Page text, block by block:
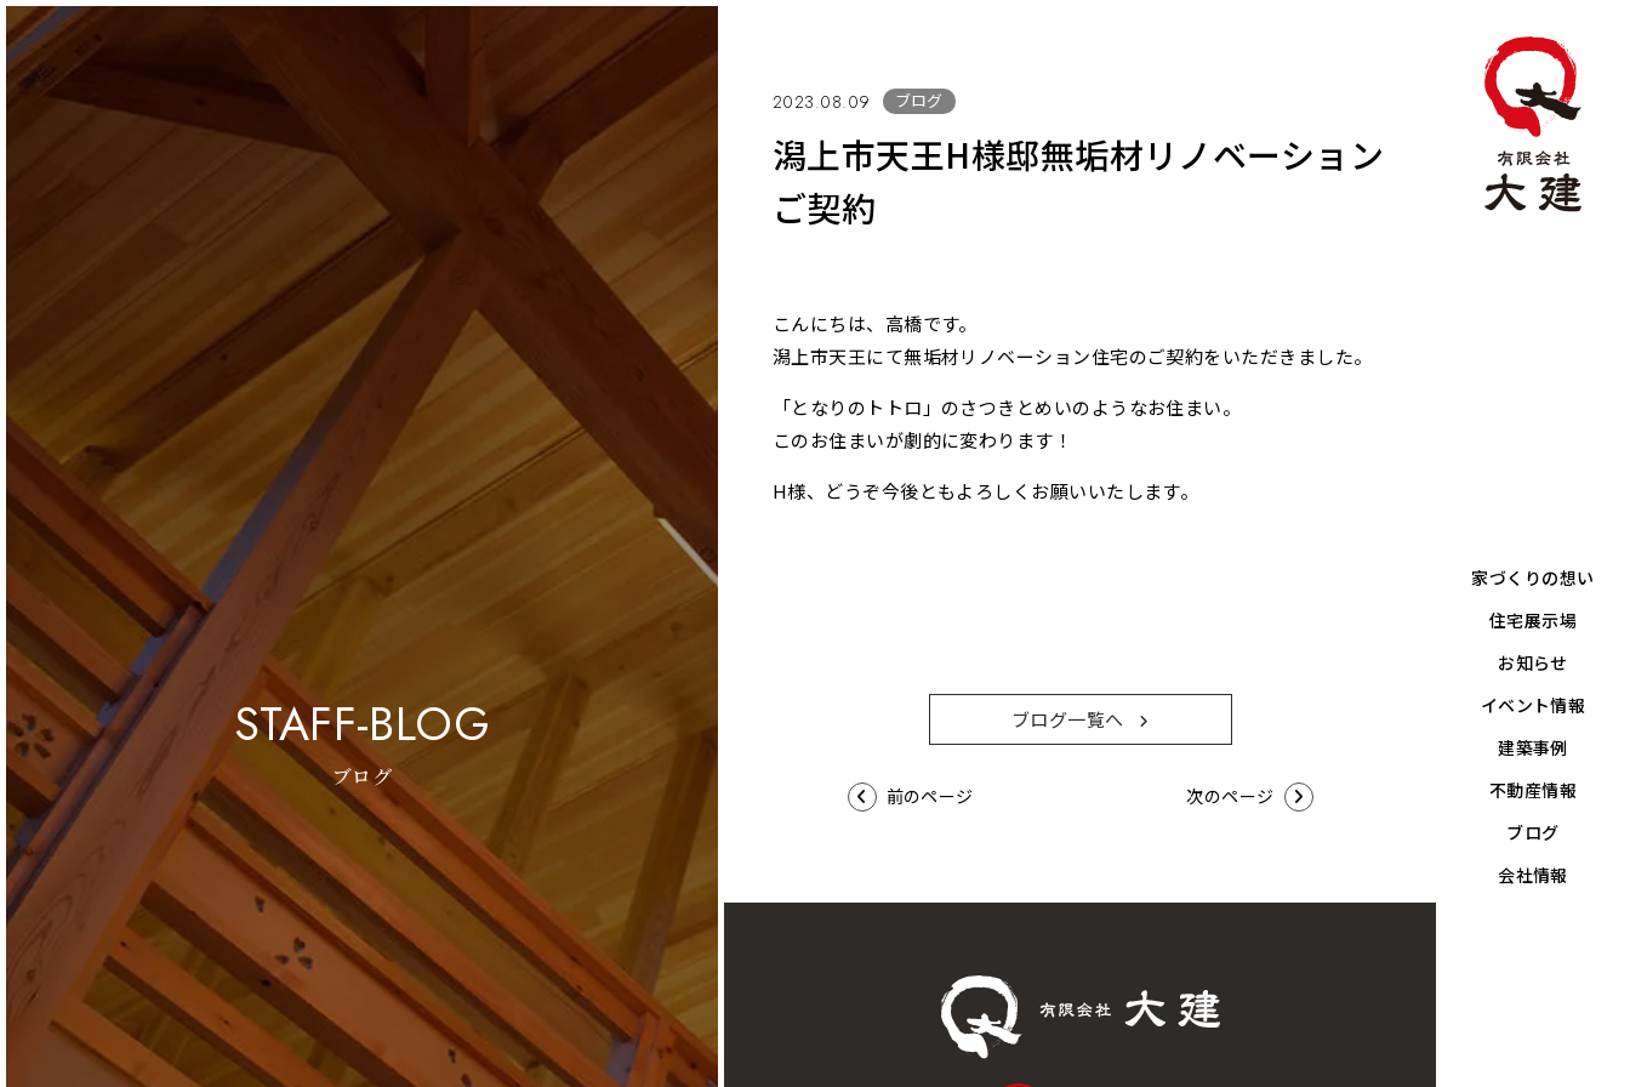
STAFF-BLOG
ブログ
家づくりの想い
住宅展示場
お知らせ
イベント情報
建築事例
不動産情報
ブログ
会社情報
2023.08.09 ブログ
潟上市天王H様邸無垢材リノベーション
ご契約
こんにちは、高橋です。
潟上市天王にて無垢材リノベーション住宅のご契約をいただきました。
「となりのトトロ」のさつきとめいのようなお住まい。
このお住まいが劇的に変わります！
H様、どうぞ今後ともよろしくお願いいたします。
ブログ一覧へ
前のページ 次のページ